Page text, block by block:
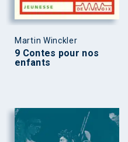
Martin Winckler
9 Contes pour nos
enfants